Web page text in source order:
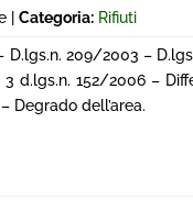
| Categoria: Rifiuti
D.lgs.n. 209/2003 –
d.lgs.n. 152/2006 –
Degrado dell’area.